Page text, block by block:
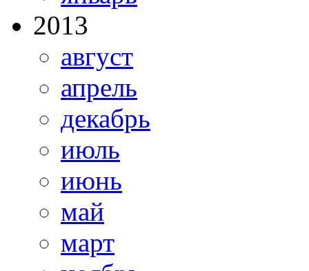
2013
август
апрель
декабрь
июль
июнь
май
март